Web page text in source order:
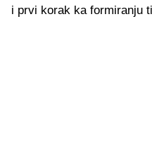
i prvi korak ka formiranju